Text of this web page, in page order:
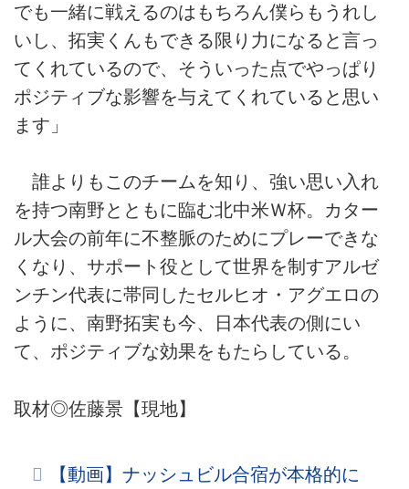
でも一緒に戦えるのはもちろん僕らもうれし
いし、拓実くんもできる限り力になると言っ
てくれているので、そういった点でやっぱり
ポジティブな影響を与えてくれていると思い
ます」
誰よりもこのチームを知り、強い思い入れ
を持つ南野とともに臨む北中米Ｗ杯。カター
ル大会の前年に不整脈のためにプレーできな
くなり、サポート役として世界を制すアルゼ
ンチン代表に帯同したセルヒオ・アグエロの
ように、南野拓実も今、日本代表の側にい
て、ポジティブな効果をもたらしている。
取材◎佐藤景【現地】
【動画】ナッシュビル合宿が本格的に